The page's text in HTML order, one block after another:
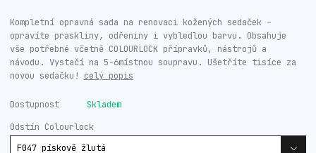
Kompletní opravná sada na renovaci kožených sedaček –
opravíte praskliny, odřeniny i vybledlou barvu. Obsahuje
vše potřebné včetně COLOURLOCK přípravků, nástrojů a
návodu. Vystačí na 5-6místnou soupravu. Ušetříte tisíce za
novou sedačku! celý popis
Dostupnost Skladem
Odstín Colourlock